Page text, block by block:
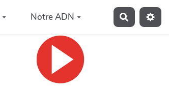
Notre ADN